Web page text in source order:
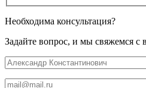
Необходима консультация?
Задайте вопрос, и мы свяжемся